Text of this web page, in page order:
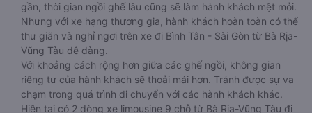
gần, thời gian ngồi ghế lâu cũng sẽ làm hành khách mệt mỏi.
Nhưng với xe hạng thương gia, hành khách hoàn toàn có thể
thư giãn và nghỉ ngơi trên xe đi Bình Tân - Sài Gòn từ Bà Rịa-
Vũng Tàu dễ dàng.
Với khoảng cách rộng hơn giữa các ghế ngồi, không gian
riêng tư của hành khách sẽ thoải mái hơn. Tránh được sự va
chạm trong quá trình di chuyển với các hành khách khác.
Hiện tại có 2 dòng xe limousine 9 chỗ từ Bà Rịa-Vũng Tàu đi